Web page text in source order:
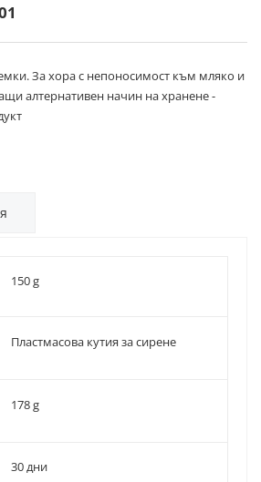
За хора с непоносимост към мляко и
алтернативен начин на хранене -
150 g
Пластмасова кутия за сирене
178 g
30 дни